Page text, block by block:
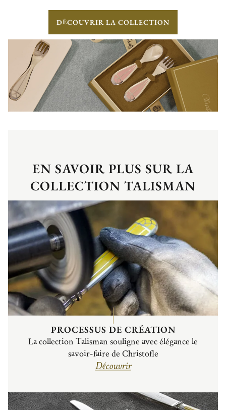
DÉCOUVRIR LA COLLECTION
EN SAVOIR PLUS SUR LA
COLLECTION TALISMAN
PROCESSUS DE CRÉATION
La collection Talisman souligne avec élégance le
savoir-faire de Christofle
Découvrir